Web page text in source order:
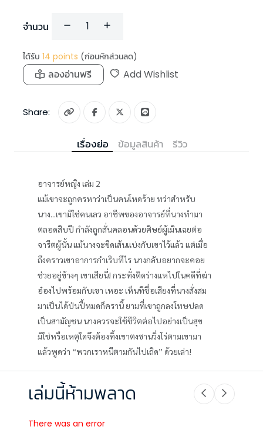
จำนวน
ได้รับ 14 points (ก่อนหักส่วนลด)
ลองอ่านฟรี Add Wishlist
Share:
เรื่องย่อ ข้อมูลสินค้า รีวิว
อาจารย์หญิง เล่ม 2
แม้เขาจะถูกครหาว่าเป็นคนโหดร้าย ทว่าสำหรับ
นาง...เขามิใช่คนเลว อาชีพของอาจารย์ที่นางทำมา
ตลอดสิบปี กำลังถูกสั่นคลอนด้วยศิษย์ผู้เมินเฉยต่อ
จารีตผู้นั้น แม้นางจะขีดเส้นแบ่งกับเขาไว้แล้ว แต่เมื่อ
ถึงคราวเขาอาการกำเริบทีไร นางกลับอยากจะคอย
ช่วยอยู่ข้างๆ เขาเสียนี่! กระทั่งติดร่างแหไปในคดีที่ฆ่า
อ๋องไปพร้อมกับเขา เหอะ เห็นทีชื่อเสียงที่นางสั่งสม
มาเป็นได้ป่นปี้หมดก็ครานี้ ยามที่เขาถูกลงโทษปลด
เป็นสามัญชน นางควรจะใช้ชีวิตต่อไปอย่างเป็นสุข
มิใช่หรือเหตุใดจึงต้องทิ้งเขาตงซานวิ่งโร่ตามเขามา
แล้วพูดว่า “พวกเราหนีตามกันไปเถิด” ด้วยเล่า!
เล่มนี้ห้ามพลาด
There was an error